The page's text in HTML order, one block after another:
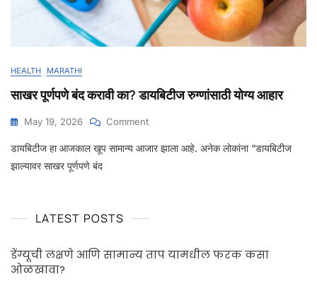
HEALTH MARATHI
साखर पूर्णपणे बंद करावी का? डायबिटीज रुग्णांसाठी योग्य आहार
May 19, 2026 Comment
डायबिटीज हा आजकाल खूप सामान्य आजार झाला आहे. अनेक लोकांना “डायबिटीज
झाल्यावर साखर पूर्णपणे बंद
LATEST POSTS
डेंग्यूची लक्षणे आणि सामान्य ताप यामधील फरक कसा
ओळखावा?